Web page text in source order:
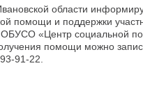
области
помощи и поддержки
«Центр социальной
помощи можно
91-22.